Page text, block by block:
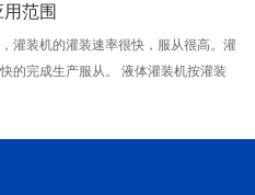
同时观察各部位紧固件有无松动，待各
方可正常使用。
范围
灌装机的灌装速率很快，服从很高。灌
的完成生产服从。 液体灌装机按灌装